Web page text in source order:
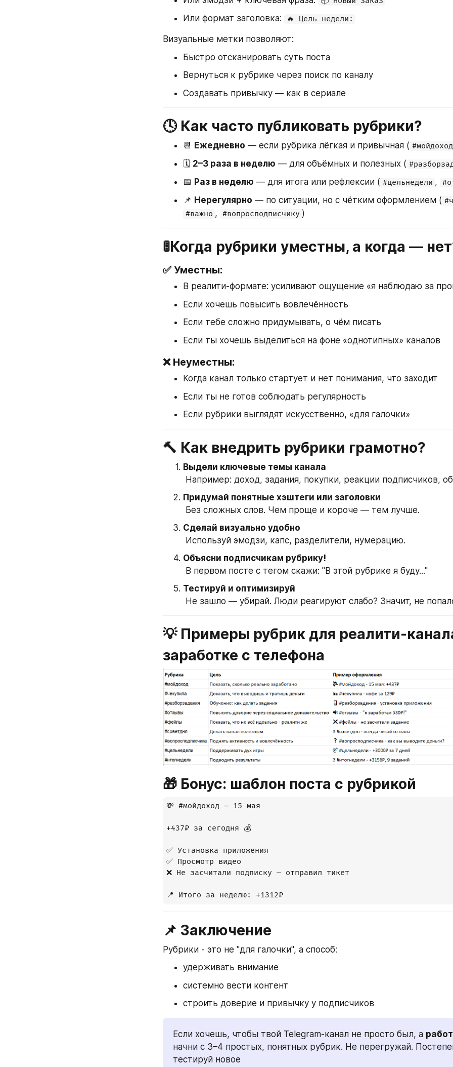
Или формат заголовка: 🔥 Цель недели:
Визуальные метки позволяют:
Быстро отсканировать суть поста
Вернуться к рубрике через поиск по каналу
Создавать привычку — как в сериале
🕓 Как часто публиковать рубрики?
📆 Ежедневно — если рубрика лёгкая и привычная ( #мойдоход
🗓 2–3 раза в неделю — для объёмных и полезных (
📅 Раз в неделю — для итога или рефлексии ( #цельнедели ,
📌 Нерегулярно — по ситуации, но с чётким оформлением (
#важно , #вопросподписчику )
🚦Когда рубрики уместны, а когда —
✅ Уместны:
В реалити-формате: усиливают ощущение «я наблюдаю за
Если хочешь повысить вовлечённость
Если тебе сложно придумывать, о чём писать
Если ты хочешь выделиться на фоне «однотипных» каналов
❌ Неуместны:
Когда канал только стартует и нет понимания, что заходит
Если ты не готов соблюдать регулярность
Если рубрики выглядят искусственно, «для галочки»
🔨 Как внедрить рубрики грамотно?
Выдели ключевые темы канала
Например: доход, задания, покупки, реакции подписчиков,
Придумай понятные хэштеги или заголовки
Без сложных слов. Чем проще и короче — тем лучше.
Сделай визуально удобно
Используй эмодзи, капс, разделители, нумерацию.
Объясни подписчикам рубрику!
В первом посте с тегом скажи: "В этой рубрике я буду..."
Тестируй и оптимизируй
Не зашло — убирай. Люди реагируют слабо? Значит, не
💡 Примеры рубрик для реалити-
заработке с телефона
🎁 Бонус: шаблон поста с рубрикой
💸 #мойдоход — 15 мая
+437₽ за сегодня 💰
✅ Установка приложения
✅ Просмотр видео
❌ Не засчитали подписку — отправил тикет
📌 Заключение
Рубрики - это не "для галочки", а способ:
удерживать внимание
системно вести контент
строить доверие и привычку у подписчиков
Если хочешь, чтобы твой Telegram-канал не просто был, а
начни с 3–4 простых, понятных рубрик. Не перегружай.
тестируй новое